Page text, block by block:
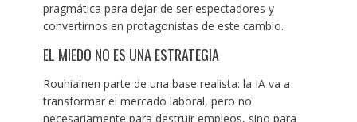
pragmática para dejar de ser espectadores y
convertirnos en protagonistas de este cambio.
EL MIEDO NO ES UNA ESTRATEGIA
Rouhiainen parte de una base realista: la IA va a
transformar el mercado laboral, pero no
necesariamente para destruir empleos, sino para